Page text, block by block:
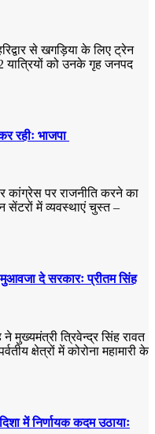
से खगड़िया के लिए ट्रेन
यात्रियों को उनके गृह जनपद
रहीः भाजपा
कांग्रेस पर राजनीति करने का
सेंटरों में व्यवस्थाएं चुस्त –
दे सरकारः प्रीतम सिंह
मुख्यमंत्री त्रिवेन्द्र सिंह रावत
क्षेत्रों में कोरोना महामारी के
में निर्णायक कदम उठायाः